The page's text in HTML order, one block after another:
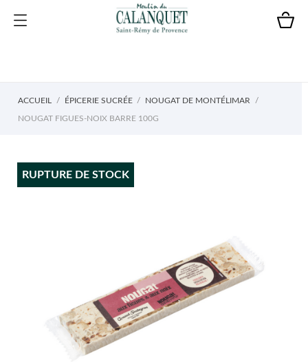
ACCUEIL ÉPICERIE SUCRÉE NOUGAT DE MONTÉLIMAR
NOUGAT FIGUES-NOIX BARRE 100G
RUPTURE DE STOCK